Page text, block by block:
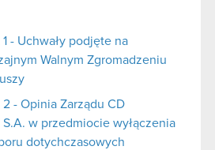
1 - Uchwały podjęte na
Walnym Zgromadzeniu
2 - Opinia Zarządu CD
S.A. w przedmiocie wyłączenia
dotychczasowych